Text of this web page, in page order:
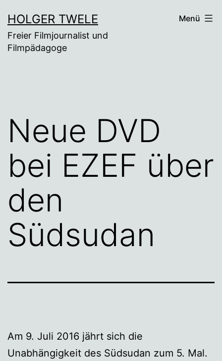
Inhalt
springen
HOLGER TWELE
Freier Filmjournalist und
Filmpädagoge
Menü
Neue DVD
bei EZEF über
den
Südsudan
Am 9. Juli 2016 jährt sich die
Unabhängigkeit des Südsudan zum 5. Mal.